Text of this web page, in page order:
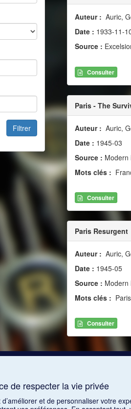
Filtrer
Auteur : Auric,
Date : 1933-11-
Source :
Consulter
Paris - The
Auteur : Auric,
Date : 1945-03
Source : Modern
Mots clés :
Consulter
Paris Resurgent
Auteur : Auric,
Date : 1945-05
Source : Modern
Mots clés :
Consulter
de respecter la vie privée
d’améliorer et de personnaliser votre